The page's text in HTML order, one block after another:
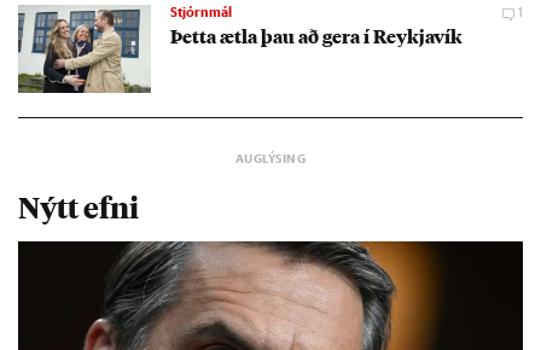
Stjórnmál 1
Þetta ætla þau að gera í Reykja­vík
Nýtt efni